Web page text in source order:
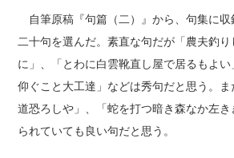
自筆原稿『句篇（二）』から、句集に
二十句を選んだ。素直な句だが「農夫釣
に」、「とわに白雲靴直し屋で居るもよ
仰ぐこと大工達」などは秀句だと思う。
道恐ろしや」、「蛇を打つ暗き森なか左
られていても良い句だと思う。